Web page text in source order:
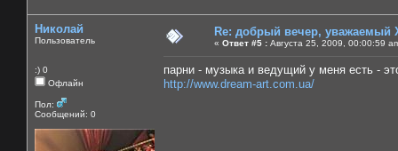
Николай
Пользователь
:) 0
Офлайн
Пол:
Сообщений: 0
Re: добрый вечер, уважаемый
« Ответ #5 : Августа 25, 2009, 00:00:59
парни - музыка и ведущий у меня есть -
http://www.dream-art.com.ua/